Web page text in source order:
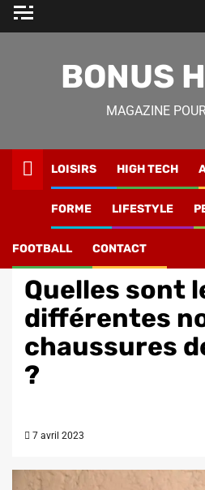
Skip
BONUS
MAGAZINE
LOISIRS HIGH TECH
FORME LIFESTYLE
FOOTBALL CONTACT
normes de chaussures de
Quelles sont
différentes
chaussures
?
7 avril 2023